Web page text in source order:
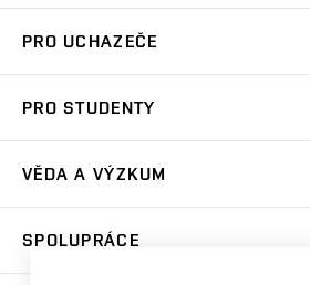
Koleje
Sport na VUT
Brno
PRO UCHAZEČE
Dny otevřených dveří
Celoživotní vzdělávání
PRO STUDENTY
Harmonogram akademického roku
Závěrečné práce
Zpracování osobních údajů studentů
Sociální bezpečí
Studium bez bariér
VĚDA A VÝZKUM
SPOLUPRÁCE